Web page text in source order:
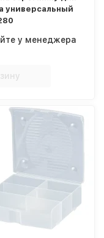
универсальный
у менеджера